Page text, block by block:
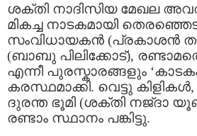
ശക്തി നാദിസിയ മേഖല
മികച്ച നാടകമായി
സംവിധായകൻ (പ്രകാശൻ
(ബാബു പിലിക്കോട്),
എന്നീ പുരസ്കാരങ്ങളും
കരസ്ഥമാക്കി. വെട്ടു
ദുരന്ത ഭൂമി (ശക്തി നജ്‌ദാ
രണ്ടാം സ്ഥാനം പങ്കിട്ടു.